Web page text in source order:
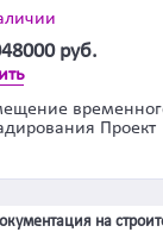
руб.
Проект
на